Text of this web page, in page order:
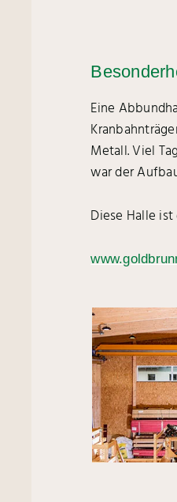
Eine
Metall. Viel
war der
Diese Halle